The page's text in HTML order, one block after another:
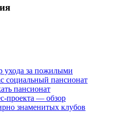
ухода за пожилыми
социальный пансионат
пансионат
проекта — обзор
знаменитых клубов